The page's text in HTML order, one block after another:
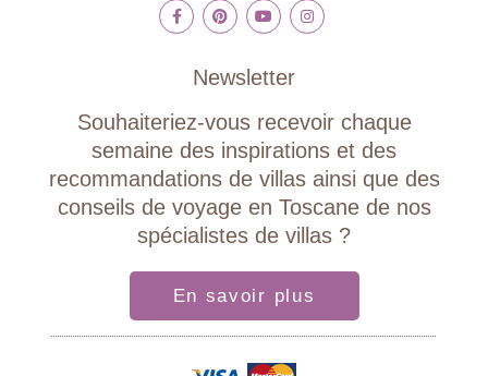
Newsletter
Souhaiteriez-vous recevoir chaque
semaine des inspirations et des
recommandations de villas ainsi que des
conseils de voyage en Toscane de nos
spécialistes de villas ?
En savoir plus